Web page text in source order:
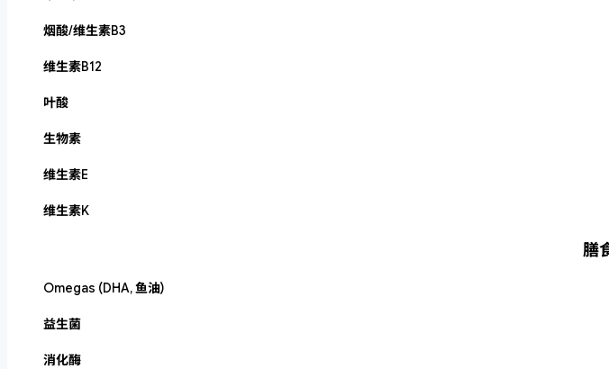
烟酸/维生素B3
维生素B12
叶酸
生物素
维生素E
维生素K
膳
Omegas (DHA, 鱼油)
益生菌
消化酶